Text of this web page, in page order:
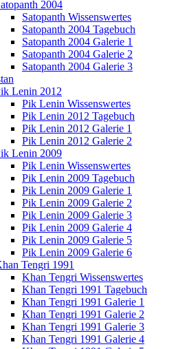
2004
Satopanth Wissenswertes
Satopanth 2004 Tagebuch
Satopanth 2004 Galerie 1
Satopanth 2004 Galerie 2
Satopanth 2004 Galerie 3
Lenin 2012
Pik Lenin Wissenswertes
Pik Lenin 2012 Tagebuch
Pik Lenin 2012 Galerie 1
Pik Lenin 2012 Galerie 2
Lenin 2009
Pik Lenin Wissenswertes
Pik Lenin 2009 Tagebuch
Pik Lenin 2009 Galerie 1
Pik Lenin 2009 Galerie 2
Pik Lenin 2009 Galerie 3
Pik Lenin 2009 Galerie 4
Pik Lenin 2009 Galerie 5
Pik Lenin 2009 Galerie 6
Tengri 1991
Khan Tengri Wissenswertes
Khan Tengri 1991 Tagebuch
Khan Tengri 1991 Galerie 1
Khan Tengri 1991 Galerie 2
Khan Tengri 1991 Galerie 3
Khan Tengri 1991 Galerie 4